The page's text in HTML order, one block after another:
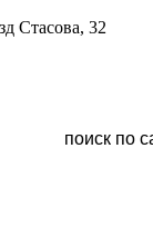
Стасова, 32